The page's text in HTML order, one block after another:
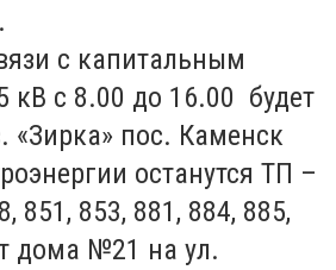
с капитальным
кВ с 8.00 до 16.00 будет
«Зирка» пос. Каменск
останутся ТП –
851, 853, 881, 884, 885,
дома №21 на ул.